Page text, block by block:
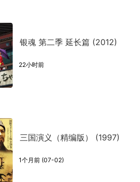
银魂 第二季 延长篇 (2012)
22小时前
三国演义（精编版） (1997)
1个月前 (07-02)